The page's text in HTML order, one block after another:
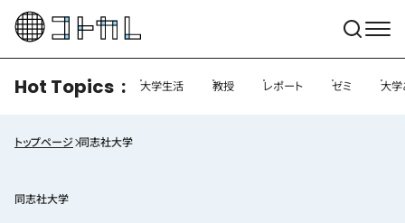
Hot Topics 大学生活 教授 レポート ゼミ 大学
トップページ 同志社大学
同志社大学